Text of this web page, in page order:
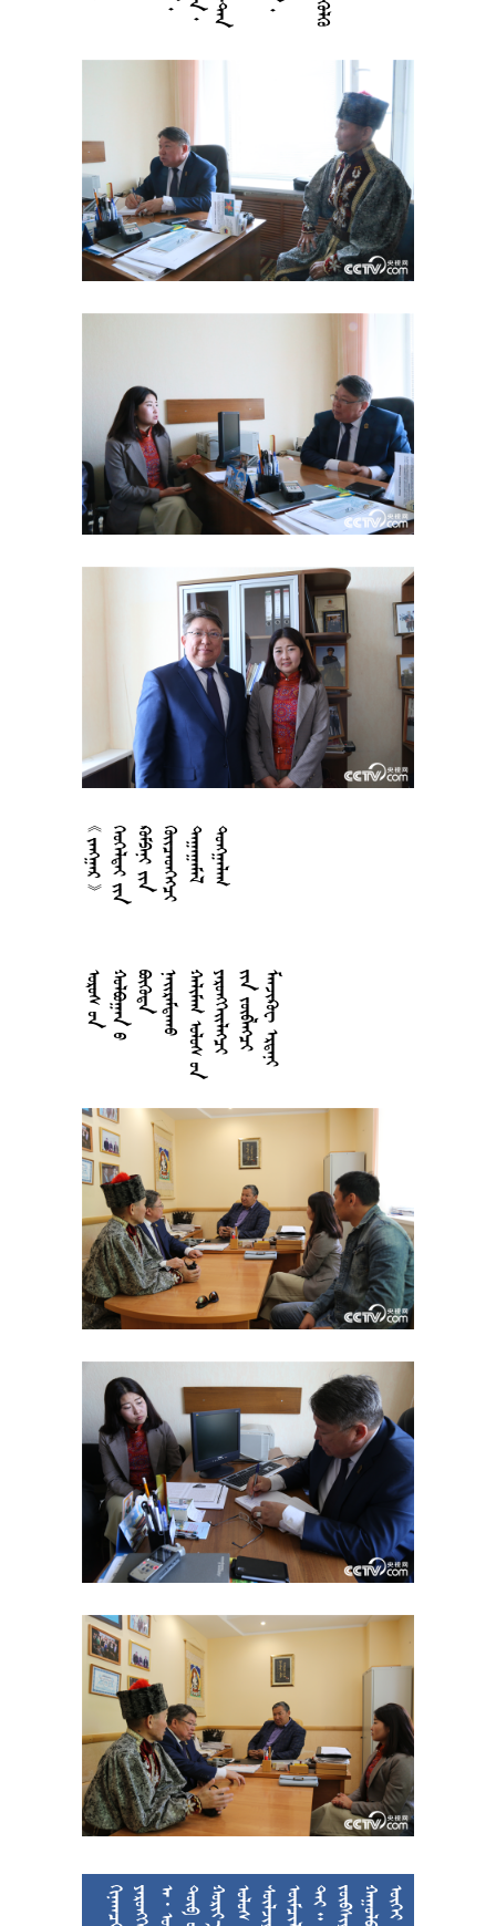


























































 
















































































 
 